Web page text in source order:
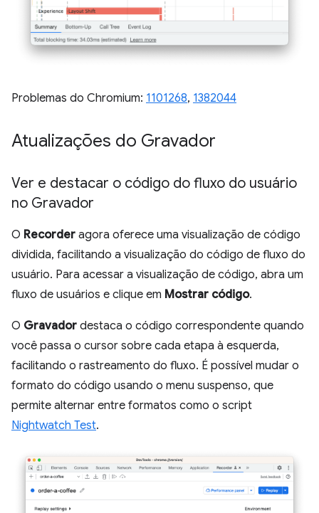
Problemas do Chromium: 1101268, 1382044
Atualizações do Gravador
Ver e destacar o código do fluxo do usuário
no Gravador
O Recorder agora oferece uma visualização de código
dividida, facilitando a visualização do código de fluxo do
usuário. Para acessar a visualização de código, abra um
fluxo de usuários e clique em Mostrar código.
O Gravador destaca o código correspondente quando
você passa o cursor sobre cada etapa à esquerda,
facilitando o rastreamento do fluxo. É possível mudar o
formato do código usando o menu suspenso, que
permite alternar entre formatos como o script
Nightwatch Test.